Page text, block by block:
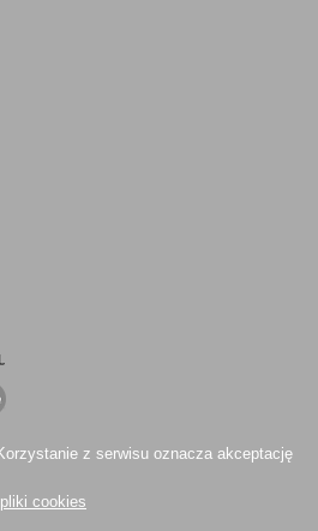
z serwisu oznacza akceptację
pliki cookies